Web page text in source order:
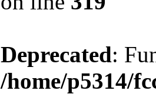
Deprecated:
/home/p5314/